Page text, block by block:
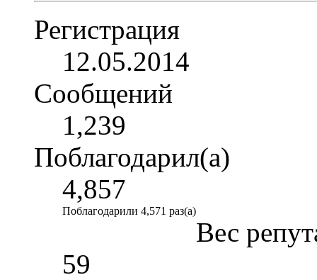
Регистрация
12.05.2014
Сообщений
1,239
Поблагодарил(а)
4,857
Поблагодарили 4,571 раз(а)
Вес
59